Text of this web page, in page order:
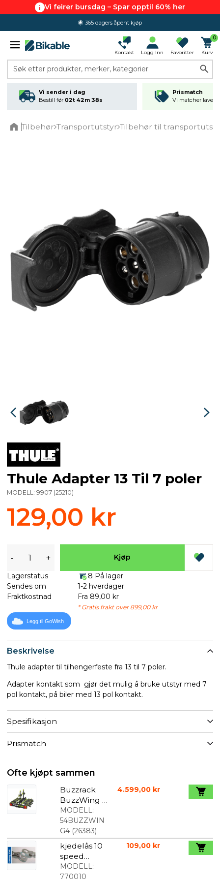
Vi feirer bursdag – Spar opptil 60% her
365 dagers åpent kjøp
Kontakt Logg Inn Favoritter
0
Kurv
Søk etter produkter, merker, kategorier
Vi sender i dag
Bestill før 02t 42m 38s
Prismatch
Vi matcher
Tilbehør Transportutstyr Tilbehør til
Beskrivelse
Thule adapter til tilhengerfeste fra 13 til 7 poler.
Adapter kontakt som gjør det mulig å bruke utstyr med 7
pol kontakt, på biler med 13 pol kontakt.
Spesifikasjon
Prismatch
Thule Adapter 13 Til 7 poler
MODELL: 9907 (25210)
129,00 kr
- + Kjøp
Lagerstatus
8 På lager
Sendes om
1-2 hverdager
Fraktkostnad
Fra 89,00 kr
* Gratis frakt over 899,00 kr
Legg til GoWish
Ofte kjøpt sammen
Buzzrack
BuzzWing 4
sykkelhold
er til 4
sykler
MODELL:
54BUZZWIN
G4(26383)
4.599,00 kr
kjedelås 10
speed
connex
MODELL:
770010
109,00 kr